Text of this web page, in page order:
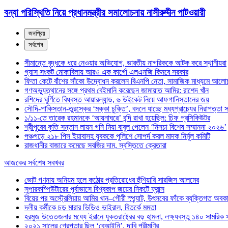
বন্যা পরিস্থিতি নিয়ে প্রধানমন্ত্রীর সমালোচনায় নাসীরুদ্দীন পাটওয়ারী
জনপ্রিয়
সর্বশেষ
সীমান্তে বৃদ্ধকে ধরে নেওয়ার অভিযোগ, ভারতীয় নাগরিককে আটক করে স্থানীয়রা
গ্যাস সংকট মোকাবিলায় আরও এক কার্গো এলএনজি কিনবে সরকার
ফিতা কেটে বাঁশের সাঁকো উদ্বোধন করলেন বিএনপি নেতা, সামাজিক মাধ্যমে
গণঅভ্যুত্থানের সঙ্গে প্রথম বেইমানি করেছেন জামায়াত আমির: রাশেদ খাঁন
রশিদের ঘূর্ণিতে বিধ্বস্ত আয়ারল্যান্ড, ৬ উইকেট নিয়ে আফগানিস্তানের জয়
সৌদি-পাকিস্তান-তুরস্কের ‘মক্কা চুক্তি’, বদলে যাচ্ছে মধ্যপ্রাচ্যের নিরাপত্তা
১/১১-তে তারেক রহমানকে ‘আয়নাঘরে’ বন্দি রাখা হয়েছিল: চিফ প্রসিকিউটর
শ্রীপুরের কৃতি সন্তান লায়ন গনি মিয়া বাবুল পেলেন ‘নিসচা বিশেষ সম্মাননা ২০২৬’
পঞ্চগড়ে ২১৮ পিস ইয়াবাসহ যুবককে পুলিশে সোপর্দ করল মাদক নির্মূল কমিটি
রাজধানীর বাজারে কমেছে সবজির দাম, স্বস্তিতে ক্রেতারা
আজকের সর্বশেষ সবখবর
ভোট গণনায় অনিয়ম হলে কঠোর প্রতিরোধের হুঁশিয়ারি সারজিস আলমের
সুপারকম্পিউটারের পূর্বাভাসে বিশ্বকাপ জয়ের নিকটে ফ্রান্স
বিয়ের পর অস্ট্রেলিয়ায় আমির খান–গৌরী স্প্র্যাট, উৎসবের ফাঁকে ব্যক্তিগত
দলীয় কর্মীকে চড় মারার ভিডিও ভাইরাল, বিতর্কে মমতা
হরমুজ উত্তেজনার মধ্যে ইরানে যুক্তরাষ্ট্রের বড় হামলা, লক্ষ্যবস্তু ১৪০ সামরিক
২০২১ সালের গ্রেপ্তার ছিল ‘বেআইনি’, দাবি পরীমণির